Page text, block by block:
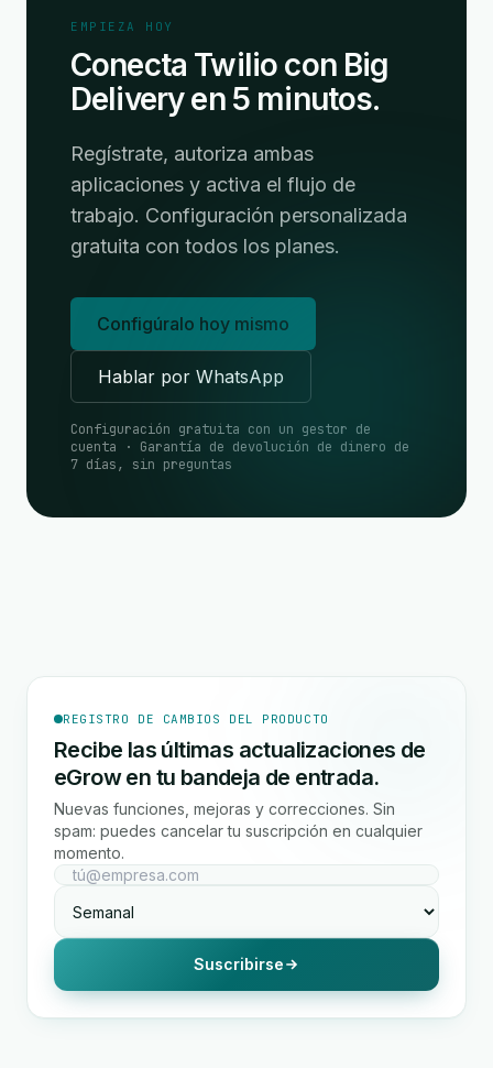
EMPIEZA HOY
Conecta Twilio con Big
Delivery en 5 minutos.
Regístrate, autoriza ambas
aplicaciones y activa el flujo de
trabajo. Configuración personalizada
gratuita con todos los planes.
Configúralo hoy mismo
Hablar por WhatsApp
Configuración gratuita con un gestor de
cuenta · Garantía de devolución de dinero de
7 días, sin preguntas
REGISTRO DE CAMBIOS DEL PRODUCTO
Recibe las últimas actualizaciones de
eGrow en tu bandeja de entrada.
Nuevas funciones, mejoras y correcciones. Sin
spam: puedes cancelar tu suscripción en cualquier
momento.
Suscribirse